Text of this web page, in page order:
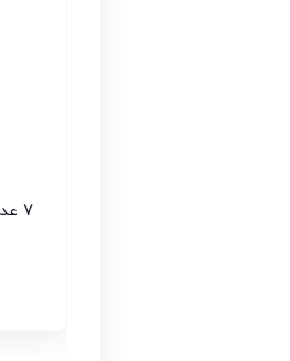
7 عدد در انبار